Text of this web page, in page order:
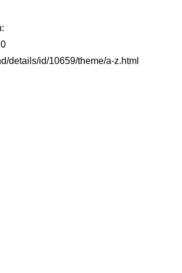
details/id/10659/theme/a-z.html